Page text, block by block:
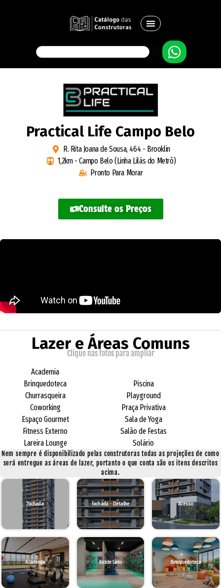
Practical Life Campo Belo
R. Rita Joana de Sousa, 464 - Brooklin
1,2km - Campo Belo (Linha Lilás do Metrô)
Pronto Para Morar
Consulte os Preços
Lazer e Áreas Comuns
Clique nas fotos para ampliar
Academia
Brinquedoteca
Churrasqueira
Coworking
Espaço Gourmet
Fitness Externo
Lareira Lounge
Piscina
Playground
Praça Privativa
Sala de Yoga
Salão de Festas
Solário
Nem sempre é disponibilizado pelas construtoras todas as projeções de como
será entregue as áreas de lazer, portanto o que conta são os itens descritos
acima.
Fachada Fachada - Detalhe Acesso
Academia Bicicletário Brinquedoteca